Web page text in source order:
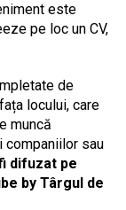
este
pe loc un CV,
de
locului, care
muncă
companiilor sau
difuzat pe
by Târgul de